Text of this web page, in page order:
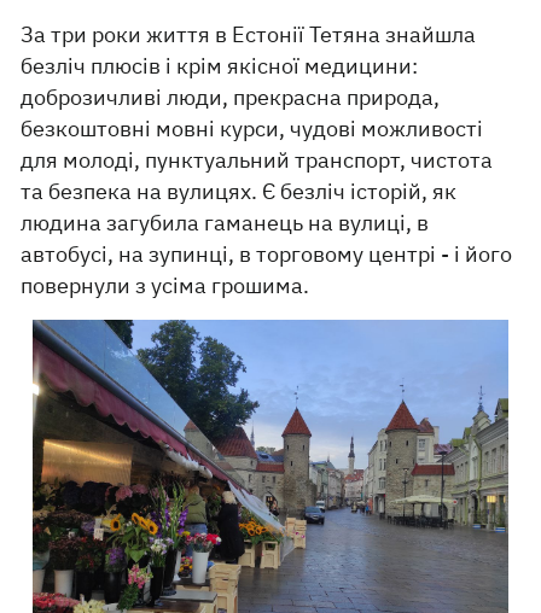
За три роки життя в Естонії Тетяна знайшла
безліч плюсів і крім якісної медицини:
доброзичливі люди, прекрасна природа,
безкоштовні мовні курси, чудові можливості
для молоді, пунктуальний транспорт, чистота
та безпека на вулицях. Є безліч історій, як
людина загубила гаманець на вулиці, в
автобусі, на зупинці, в торговому центрі - і його
повернули з усіма грошима.